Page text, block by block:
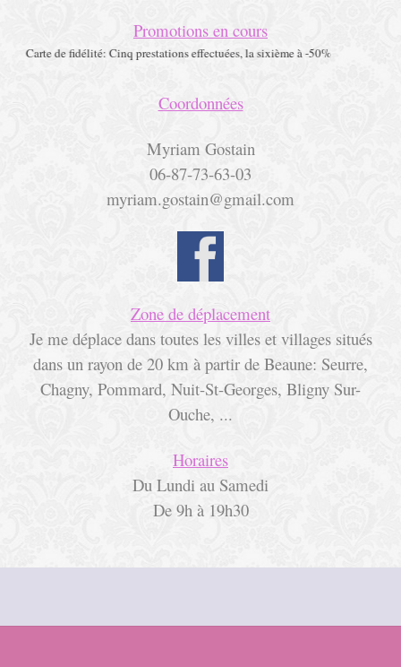
Promotions en cours
fidélité: Cinq prestations effectuées, la sixième à -50%
Coordonnées
Myriam Gostain
06-87-73-63-03
myriam.gostain@gmail.com
Zone de déplacement
Je me déplace dans toutes les villes et villages situés
dans un rayon de 20 km à partir de Beaune: Seurre,
Chagny, Pommard, Nuit-St-Georges, Bligny Sur-
Ouche, ...
Horaires
Du Lundi au Samedi
De 9h à 19h30